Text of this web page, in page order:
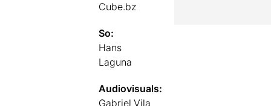
Cube.bz
So:
Hans
Laguna
Audiovisuals:
Gabriel Vila